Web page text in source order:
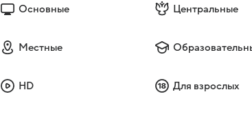
Основные Центральные
Местные
HD Для взрослых